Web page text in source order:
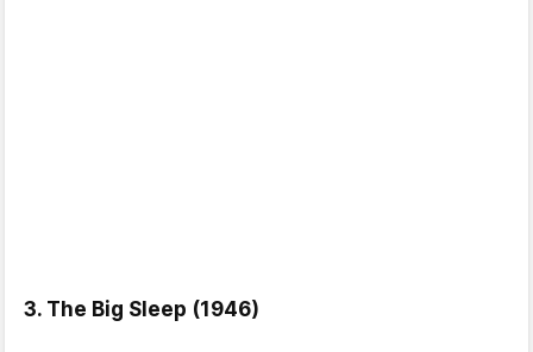
3. The Big Sleep (1946)